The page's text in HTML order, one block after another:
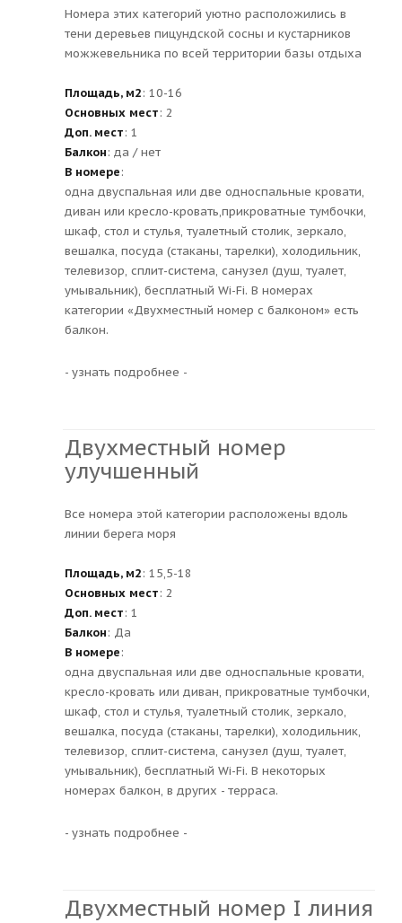
Номера этих категорий уютно расположились в
тени деревьев пицундской сосны и кустарников
можжевельника по всей территории базы отдыха
Площадь, м2: 10-16
Основных мест: 2
Доп. мест: 1
Балкон: да / нет
В номере:
одна двуспальная или две односпальные кровати,
диван или кресло-кровать,прикроватные тумбочки,
шкаф, стол и стулья, туалетный столик, зеркало,
вешалка, посуда (стаканы, тарелки), холодильник,
телевизор, сплит-система, санузел (душ, туалет,
умывальник), бесплатный Wi-Fi. В номерах
категории «Двухместный номер с балконом» есть
балкон.
- узнать подробнее -
Двухместный номер
улучшенный
Все номера этой категории расположены вдоль
линии берега моря
Площадь, м2: 15,5-18
Основных мест: 2
Доп. мест: 1
Балкон: Да
В номере:
одна двуспальная или две односпальные кровати,
кресло-кровать или диван, прикроватные тумбочки,
шкаф, стол и стулья, туалетный столик, зеркало,
вешалка, посуда (стаканы, тарелки), холодильник,
телевизор, сплит-система, санузел (душ, туалет,
умывальник), бесплатный Wi-Fi. В некоторых
номерах балкон, в других - терраса.
- узнать подробнее -
Двухместный номер I линия